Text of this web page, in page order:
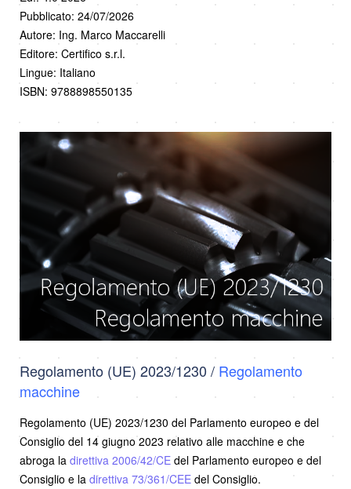
Pubblicato: 24/07/2026
Autore: Ing. Marco Maccarelli
Editore: Certifico s.r.l.
Lingue: Italiano
ISBN: 9788898550135
Regolamento (UE) 2023/1230 / Regolamento
macchine
Regolamento (UE) 2023/1230 del Parlamento europeo e del
Consiglio del 14 giugno 2023 relativo alle macchine e che
abroga la direttiva 2006/42/CE del Parlamento europeo e del
Consiglio e la direttiva 73/361/CEE del Consiglio.